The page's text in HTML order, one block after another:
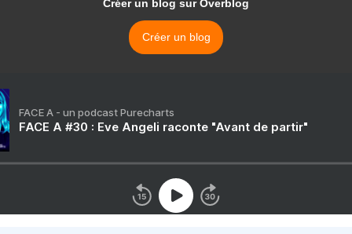
Créer un blog sur Overblog
Créer un blog
FACE A - un podcast Purecharts
FACE A #30 : Eve Angeli raconte "Avant de partir"